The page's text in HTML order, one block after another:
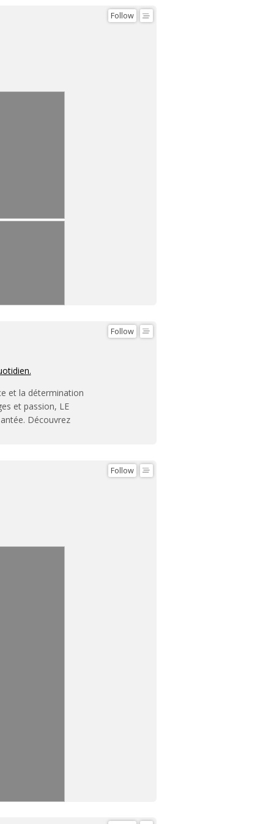
Follow
Follow
et la détermination
et passion, LE
Découvrez
Follow